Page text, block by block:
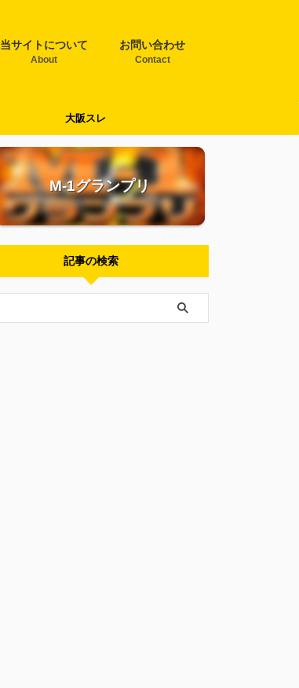
当サイトについて
About
お問い合わせ
Contact
大阪スレ
M-1グランプリ
記事の検索